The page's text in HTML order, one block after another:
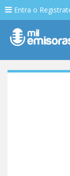
Entra o